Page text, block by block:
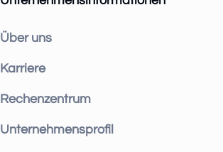
Über uns
Karriere
Rechenzentrum
Unternehmensprofil